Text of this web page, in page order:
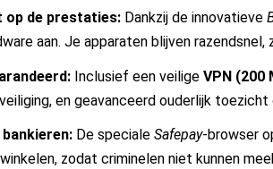
op de prestaties:Dankzij de innovatieve
aan. Je apparaten blijven
Inclusief een veilige VPN (200
en geavanceerd ouderlijk
De speciale Safepay-browser
zodat criminelen niet kunnen